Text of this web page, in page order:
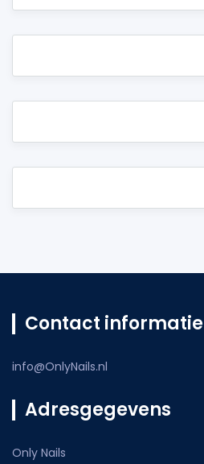
Contact informatie
info@OnlyNails.nl
Adresgegevens
Only Nails